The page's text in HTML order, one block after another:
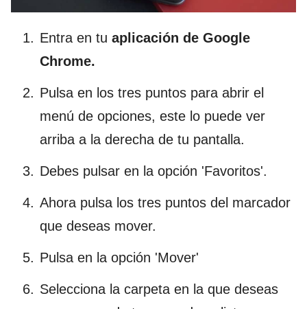
Entra en tu aplicación de Google
Chrome.
Pulsa en los tres puntos para abrir el
menú de opciones, este lo puede ver
arriba a la derecha de tu pantalla.
Debes pulsar en la opción 'Favoritos'.
Ahora pulsa los tres puntos del marcador
que deseas mover.
Pulsa en la opción 'Mover'
Selecciona la carpeta en la que deseas